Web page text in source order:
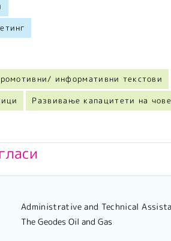
информативни текстови
Развивање капацитети на
Administrative and Technical
The Geodes Oil and Gas